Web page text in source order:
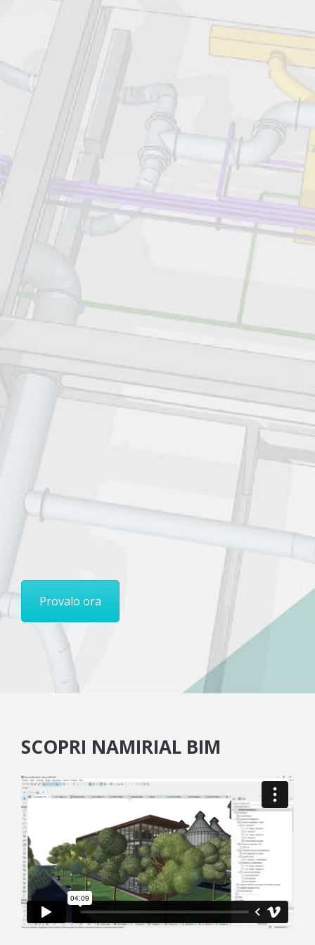
Namirial BIM è la soluzione ideale
per la progettazione edilizia del
Oggi in imperdibile offerta lancio!
Provalo ora
SCOPRI NAMIRIAL BIM